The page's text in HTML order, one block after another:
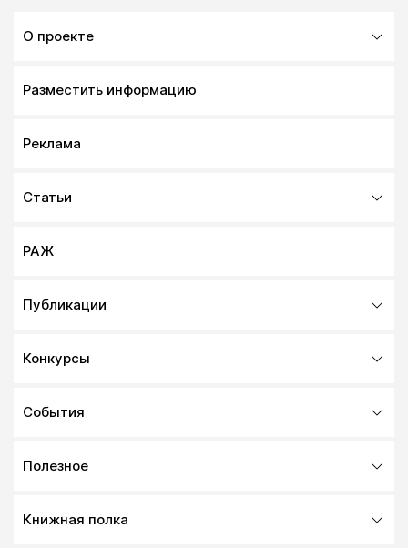
О проекте
Разместить информацию
Реклама
Статьи
РАЖ
Публикации
Конкурсы
События
Полезное
Книжная полка